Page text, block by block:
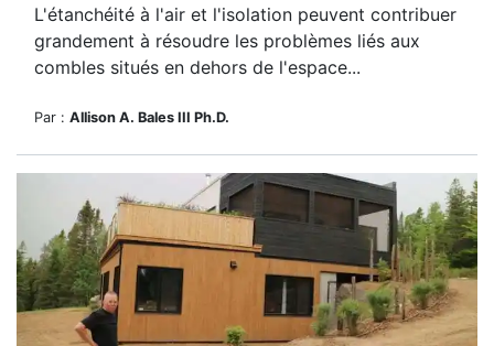
L'étanchéité à l'air et l'isolation peuvent contribuer
grandement à résoudre les problèmes liés aux
combles situés en dehors de l'espace...
Par : Allison A. Bales III Ph.D.